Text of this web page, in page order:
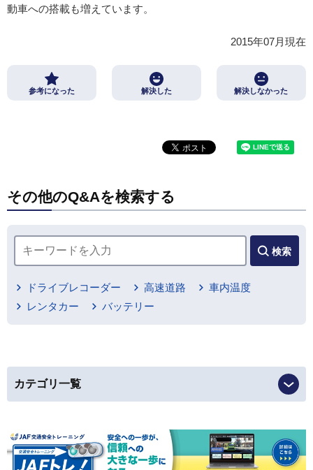
動車への搭載も増えています。
2015年07月現在
参考になった 解決した 解決しなかった
その他のQ&Aを検索する
検索
ドライブレコーダー 高速道路
車内温度
レンタカー
バッテリー
カテゴリ一覧